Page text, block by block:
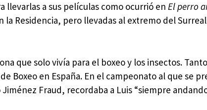
llevarlas a sus películas como ocurrió en El perro
Residencia, pero llevadas al extremo del
que solo vivía para el boxeo y los insectos.
Boxeo en España. En el campeonato al que se
Fraud, recordaba a Luis “siempre